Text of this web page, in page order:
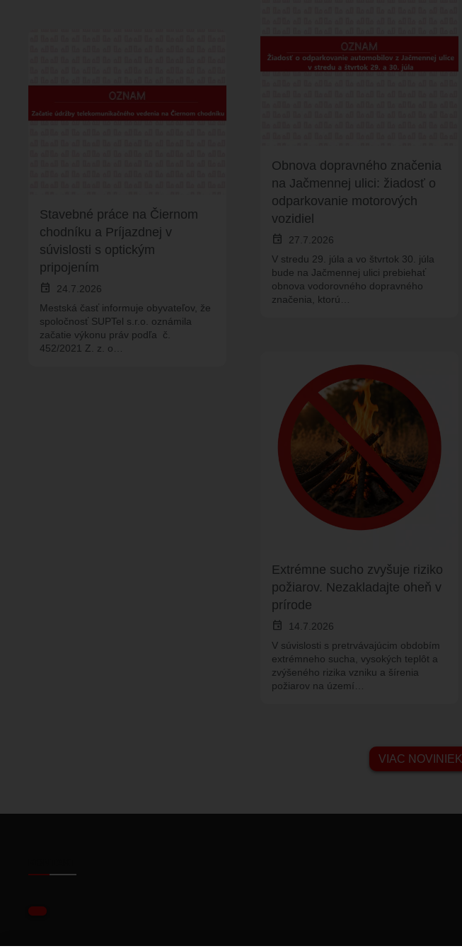
Obnova dopravného značenia
na Jačmennej ulici: žiadosť o
odparkovanie motorových
vozidiel
event
27.7.2026
V stredu 29. júla a vo štvrtok 30. júla
bude na Jačmennej ulici prebiehať
obnova vodorovného dopravného
značenia, ktorú…
Stavebné práce na Čiernom
chodníku a Príjazdnej v
súvislosti s optickým
pripojením
event
24.7.2026
Mestská časť informuje obyvateľov, že
spoločnosť SUPTel s.r.o. oznámila
začatie výkonu práv podľa č.
452/2021 Z. z. o…
Extrémne sucho zvyšuje riziko
požiarov. Nezakladajte oheň v
prírode
event
14.7.2026
V súvislosti s pretrvávajúcim obdobím
extrémneho sucha, vysokých teplôt a
zvýšeného rizika vzniku a šírenia
požiarov na území…
VIAC NOVINIEK